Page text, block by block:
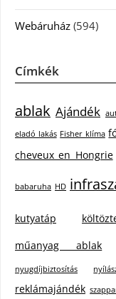
Webáruház (594)
Címkék
ablak Ajándék
eladó lakás Fisher klíma
cheveux en Hongrie
babaruha HD
kutyatáp
műanyag ablak
nyugdíjbiztosítás
reklámajándék